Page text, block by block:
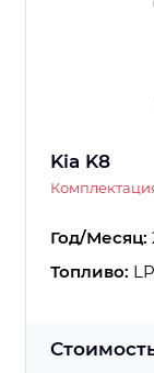
Kia K8
Год/Месяц:
Топливо: